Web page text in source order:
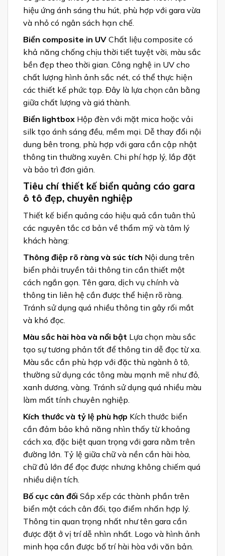
hiệu ứng ánh sáng thu hút, phù hợp với gara vừa
và nhỏ có ngân sách hạn chế.
Biển composite in UV Chất liệu composite có
khả năng chống chịu thời tiết tuyệt vời, màu sắc
bền đẹp theo thời gian. Công nghệ in UV cho
chất lượng hình ảnh sắc nét, có thể thực hiện
các thiết kế phức tạp. Đây là lựa chọn cân bằng
giữa chất lượng và giá thành.
Biển lightbox Hộp đèn với mặt mica hoặc vải
silk tạo ánh sáng đều, mềm mại. Dễ thay đổi nội
dung bên trong, phù hợp với gara cần cập nhật
thông tin thường xuyên. Chi phí hợp lý, lắp đặt
và bảo trì đơn giản.
Tiêu chí thiết kế biển quảng cáo gara
ô tô đẹp, chuyên nghiệp
Thiết kế biển quảng cáo hiệu quả cần tuân thủ
các nguyên tắc cơ bản về thẩm mỹ và tâm lý
khách hàng:
Thông điệp rõ ràng và súc tích Nội dung trên
biển phải truyền tải thông tin cần thiết một
cách ngắn gọn. Tên gara, dịch vụ chính và
thông tin liên hệ cần được thể hiện rõ ràng.
Tránh sử dụng quá nhiều thông tin gây rối mắt
và khó đọc.
Màu sắc hài hòa và nổi bật Lựa chọn màu sắc
tạo sự tương phản tốt để thông tin dễ đọc từ xa.
Màu sắc cần phù hợp với đặc thù ngành ô tô,
thường sử dụng các tông màu mạnh mẽ như đỏ,
xanh dương, vàng. Tránh sử dụng quá nhiều màu
làm mất tính chuyên nghiệp.
Kích thước và tỷ lệ phù hợp Kích thước biển
cần đảm bảo khả năng nhìn thấy từ khoảng
cách xa, đặc biệt quan trọng với gara nằm trên
đường lớn. Tỷ lệ giữa chữ và nền cần hài hòa,
chữ đủ lớn để đọc được nhưng không chiếm quá
nhiều diện tích.
Bố cục cân đối Sắp xếp các thành phần trên
biển một cách cân đối, tạo điểm nhấn hợp lý.
Thông tin quan trọng nhất như tên gara cần
được đặt ở vị trí dễ nhìn nhất. Logo và hình ảnh
minh họa cần được bố trí hài hòa với văn bản.